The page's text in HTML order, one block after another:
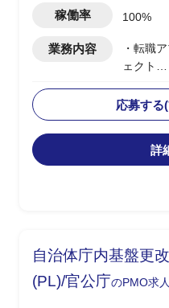
用によ
稼働率 100%
業務内容
・転職
ェクト
・PMサ
施予定
-開発チ
等)およ
の可能
応募する
詳
自治体庁内基盤更
(PL)/官公庁のPMO求